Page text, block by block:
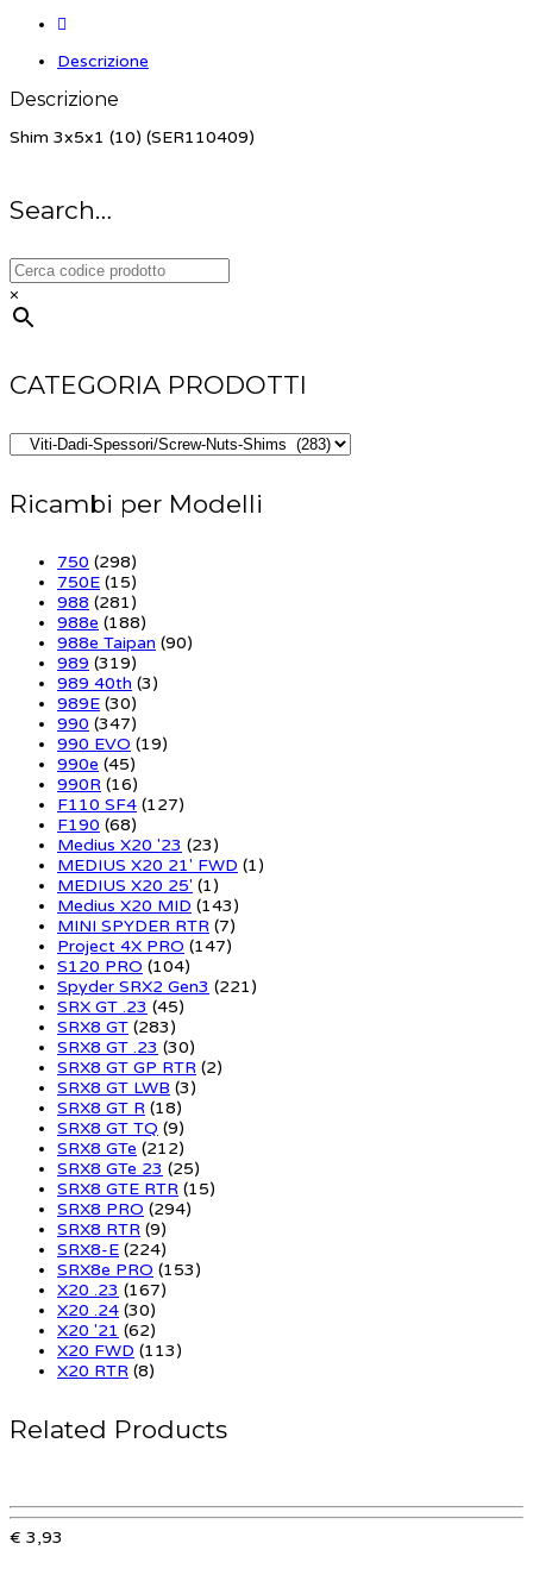
Descrizione
Descrizione
Shim 3x5x1 (10) (SER110409)
Search…
×
CATEGORIA PRODOTTI
Ricambi per Modelli
750 (298)
750E (15)
988 (281)
988e (188)
988e Taipan (90)
989 (319)
989 40th (3)
989E (30)
990 (347)
990 EVO (19)
990e (45)
990R (16)
F110 SF4 (127)
F190 (68)
Medius X20 '23 (23)
MEDIUS X20 21' FWD (1)
MEDIUS X20 25' (1)
Medius X20 MID (143)
MINI SPYDER RTR (7)
Project 4X PRO (147)
S120 PRO (104)
Spyder SRX2 Gen3 (221)
SRX GT .23 (45)
SRX8 GT (283)
SRX8 GT .23 (30)
SRX8 GT GP RTR (2)
SRX8 GT LWB (3)
SRX8 GT R (18)
SRX8 GT TQ (9)
SRX8 GTe (212)
SRX8 GTe 23 (25)
SRX8 GTE RTR (15)
SRX8 PRO (294)
SRX8 RTR (9)
SRX8-E (224)
SRX8e PRO (153)
X20 .23 (167)
X20 .24 (30)
X20 '21 (62)
X20 FWD (113)
X20 RTR (8)
Related Products
€ 3,93